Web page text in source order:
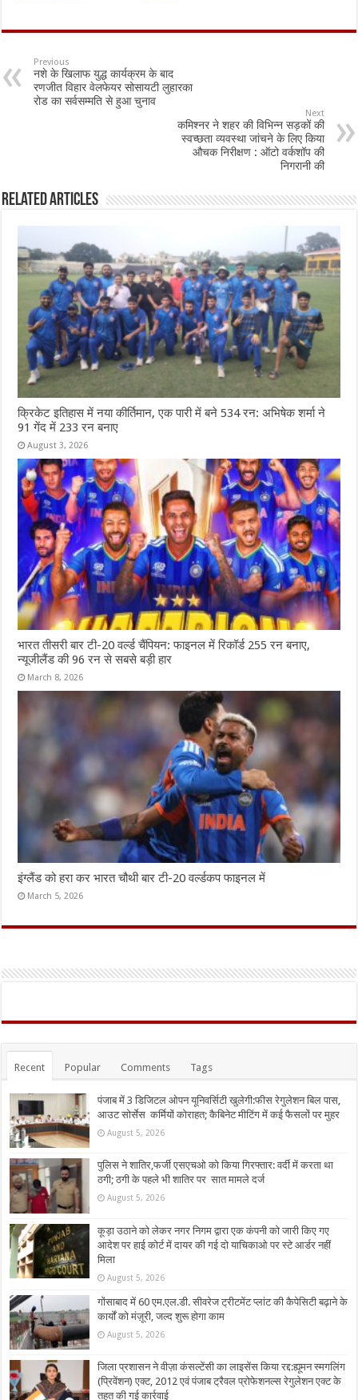
e
b
o
o
at
p
p
ai
l
ar
Previous
नशे के खिलाफ युद्ध कार्यक्रम के बाद
रणजीत विहार वेलफेयर सोसायटी लुहारका
रोड का सर्वसम्मति से हुआ चुनाव
Next
कमिश्नर ने शहर की विभिन्न सड़कों की
स्वच्छता व्यवस्था जांचने के लिए किया
औचक निरीक्षण : ऑटो वर्कशॉप की
निगरानी की
Related Articles
क्रिकेट इतिहास में नया कीर्तिमान, एक पारी में बने 534 रन: अभिषेक शर्मा ने
91 गेंद में 233 रन बनाए
August 3, 2026
भारत तीसरी बार टी-20 वर्ल्ड चैंपियन: फाइनल में रिकॉर्ड 255 रन बनाए,
न्यूजीलैंड की 96 रन से सबसे बड़ी हार
March 8, 2026
इंग्लैंड को हरा कर भारत चौथी बार टी-20 वर्ल्डकप फाइनल में
March 5, 2026
Recent Popular Comments Tags
पंजाब में 3 डिजिटल ओपन यूनिवर्सिटी खुलेगी:फीस रेगुलेशन बिल पास,
आउट सोर्सेस कर्मियों कोराहत; कैबिनेट मीटिंग में कई फैसलों पर मुहर
August 5, 2026
पुलिस ने शातिर,फर्जी एसएचओ को किया गिरफ्तार: वर्दी में करता था
ठगी; ठगी के पहले भी शातिर पर सात मामले दर्ज
August 5, 2026
कूड़ा उठाने को लेकर नगर निगम द्वारा एक कंपनी को जारी किए गए
आदेश पर हाई कोर्ट में दायर की गई दो याचिकाओ पर स्टे आर्डर नहीं
मिला
August 5, 2026
गोंसाबाद में 60 एम.एल.डी. सीवरेज ट्रीटमेंट प्लांट की कैपेसिटी बढ़ाने के
कार्यों को मंज़ूरी, जल्द शुरू होगा काम
August 5, 2026
जिला प्रशासन ने वीज़ा कंसल्टेंसी का लाइसेंस किया रद्द:ह्यूमन स्मगलिंग
(प्रिवेंशन) एक्ट, 2012 एवं पंजाब ट्रैवल प्रोफेशनल्स रेगुलेशन एक्ट के
तहत की गई कार्रवाई